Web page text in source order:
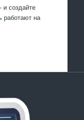
создайте
работают на